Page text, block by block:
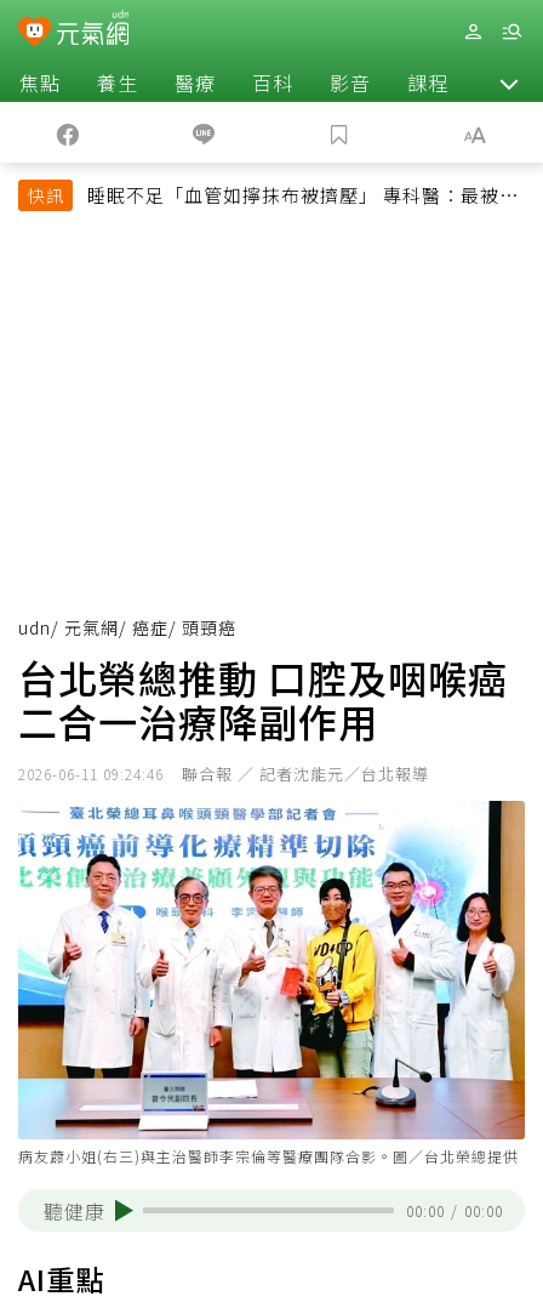
焦點 養生 醫療 百科 影音 課程 退休
快訊
睡眠不足「血管如擰抹布被擠壓」 專科醫：最被忽
udn/ 元氣網/ 癌症/ 頭頸癌
台北榮總推動 口腔及咽喉癌
二合一治療降副作用
2026-06-11 09:24:46 聯合報 ／ 記者沈能元／台北報導
病友蕭小姐(右三)與主治醫師李宗倫等醫療團隊合影。圖／台北榮總提供
聽健康 00:00 / 00:00
AI重點